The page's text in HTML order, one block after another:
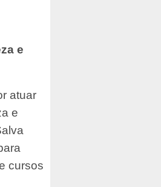
e
atuar
e
cursos